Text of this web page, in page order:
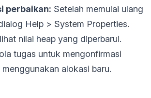
perbaikan: Setelah memulai ulang
Help > System Properties.
nilai heap yang diperbarui.
tugas untuk mengonfirmasi
alokasi baru.